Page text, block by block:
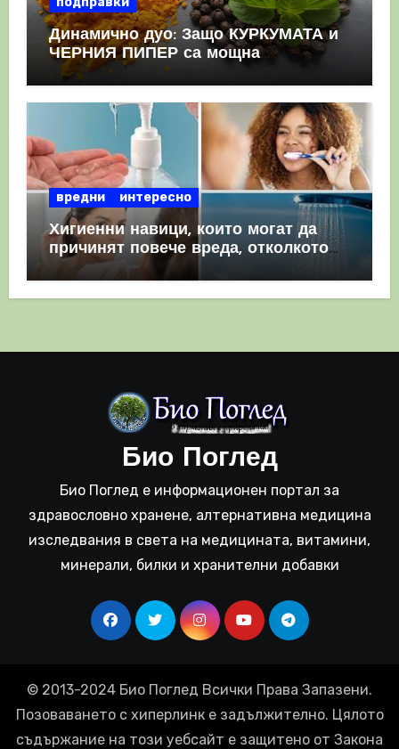
Динамично дуо: Защо КУРКУМАТА и
ЧЕРНИЯ ПИПЕР са мощна
комбинация
вредни интересно
Хигиенни навици, които могат да
причинят повече вреда, отколкото
полза
Био Поглед
Био Поглед е информационен портал за
здравословно хранене, алтернативна медицина
изследвания в света на медицината, витамини,
минерали, билки и хранителни добавки
© 2013-2024 Био Поглед Всички Права Запазени.
Позоваването с хиперлинк е задължително. Цялото
съдържание на този уебсайт е защитено от Закона